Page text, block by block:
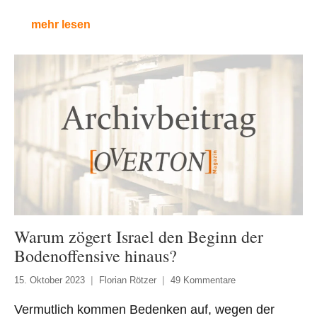
mehr lesen
Warum zögert Israel den Beginn der
Bodenoffensive hinaus?
15. Oktober 2023 Florian Rötzer 49 Kommentare
Vermutlich kommen Bedenken auf, wegen der